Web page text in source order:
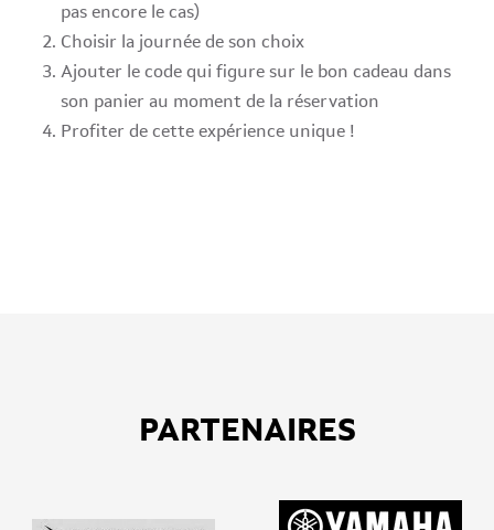
pas encore le cas)
Choisir la journée de son choix
Ajouter le code qui figure sur le bon cadeau dans
son panier au moment de la réservation
Profiter de cette expérience unique !
PARTENAIRES